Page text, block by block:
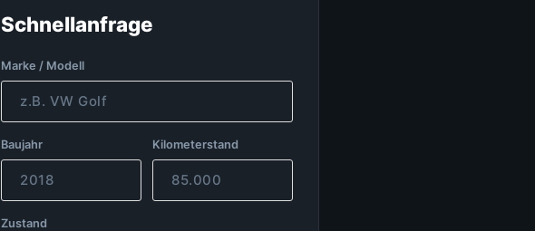
Schnellanfrage
Marke / Modell
Baujahr Kilometerstand
Zustand